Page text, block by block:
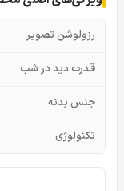
رزولوشن تصویر
قدرت دید در شب
جنس بدنه
تکنولوژی